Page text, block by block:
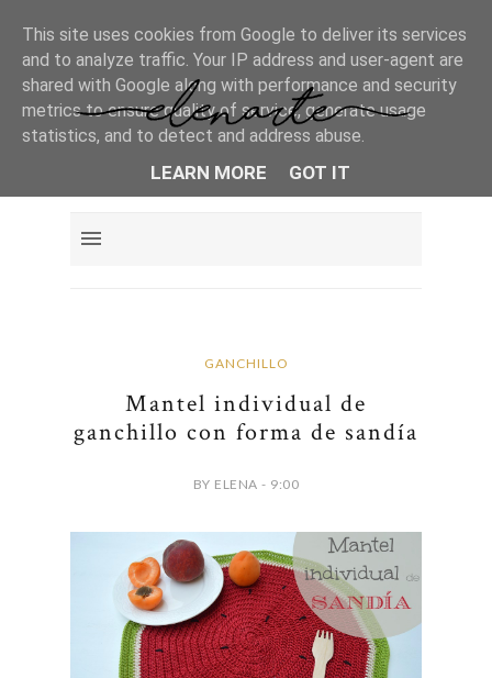
GANCHILLO
Mantel individual de
ganchillo con forma de sandía
BY ELENA - 9:00
This site uses cookies from Google to deliver its services
and to analyze traffic. Your IP address and user-agent are
shared with Google along with performance and security
metrics to ensure quality of service, generate usage
statistics, and to detect and address abuse.
LEARN MORE GOT IT